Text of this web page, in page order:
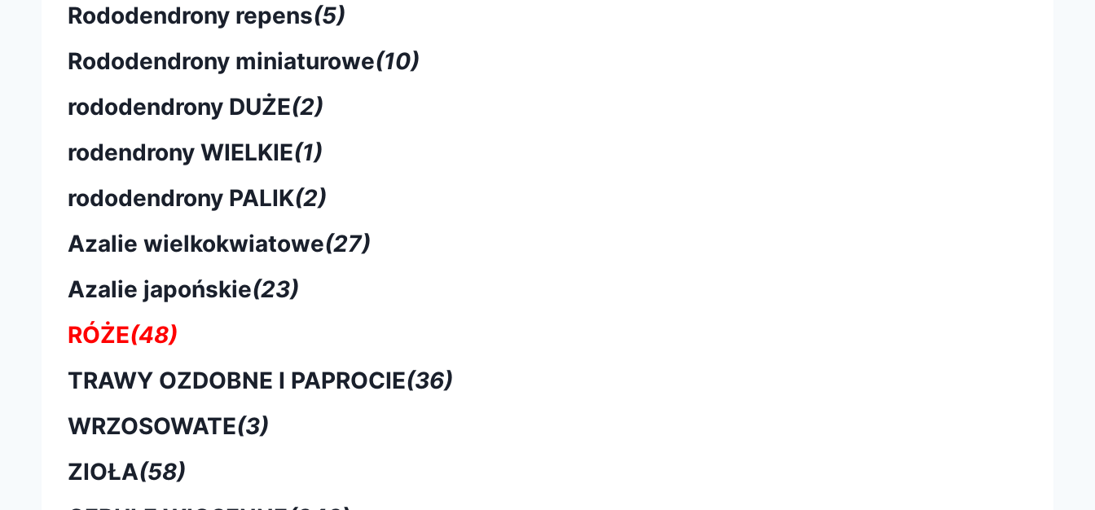
Rododendrony repens(5)
Rododendrony miniaturowe(10)
rododendrony DUŻE(2)
rodendrony WIELKIE(1)
rododendrony PALIK(2)
Azalie wielkokwiatowe(27)
Azalie japońskie(23)
RÓŻE(48)
TRAWY OZDOBNE I PAPROCIE(36)
WRZOSOWATE(3)
ZIOŁA(58)